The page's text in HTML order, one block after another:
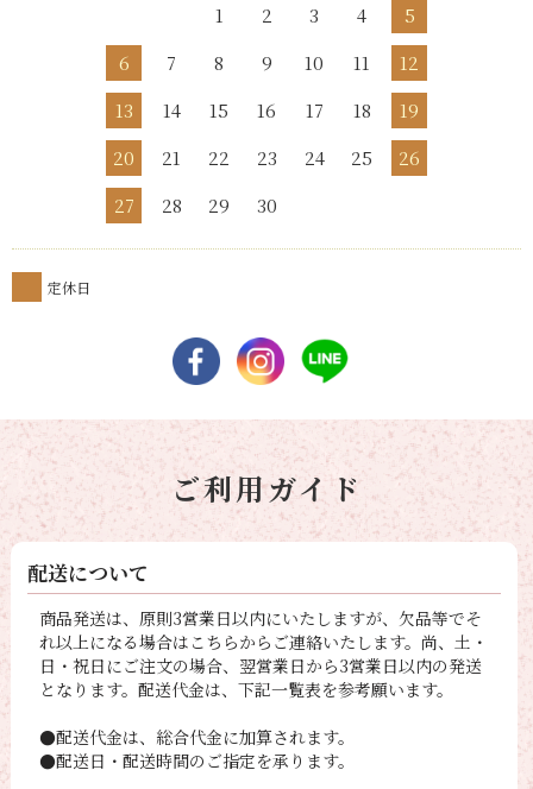
1
2 3 4
5
6
7 8 9 10 11
12
13
14 15 16 17 18
19
20
21 22 23 24 25
26
27
28 29 30
定休日
ご利用ガイド
配送について
商品発送は、原則3営業日以内にいたしますが、欠品等でそ
れ以上になる場合はこちらからご連絡いたします。尚、土・
日・祝日にご注文の場合、翌営業日から3営業日以内の発送
となります。配送代金は、下記一覧表を参考願います。
●配送代金は、総合代金に加算されます。
●配送日・配送時間のご指定を承ります。